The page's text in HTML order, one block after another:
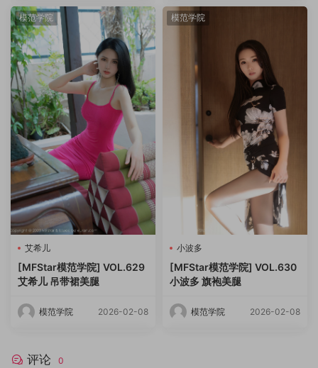
模范学院
艾希儿
[MFStar模范学院] VOL.629
艾希儿 吊带裙美腿
模范学院 2026-02-08
模范学院
小波多
[MFStar模范学院] VOL.630
小波多 旗袍美腿
模范学院 2026-02-08
评论 0